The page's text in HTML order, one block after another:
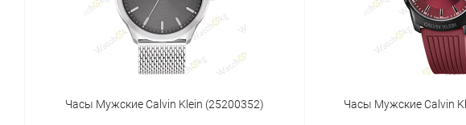
Часы Мужские Calvin Klein (25200352) Часы Мужские Calvin